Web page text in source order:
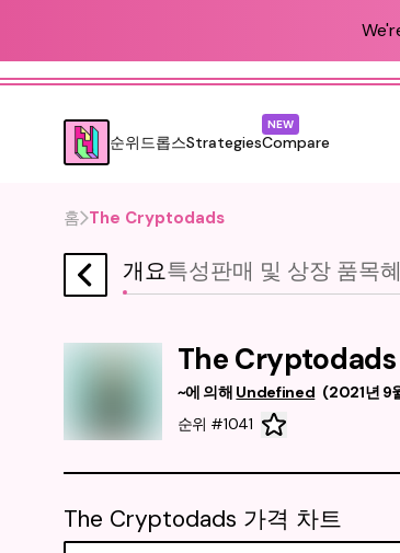
순위드롭스StrategiesCompare
NEW
홈 The Cryptodads
개요특성판매 및 상장 품목
The Cryptodads
~에 의해 Undefined (2021년 9
순위 #1041
The Cryptodads 가격 차트